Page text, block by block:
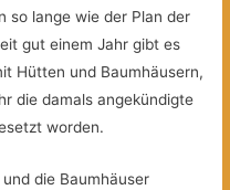
so lange wie der Plan der
gut einem Jahr gibt es
Hütten und Baumhäusern,
die damals angekündigte
worden.
die Baumhäuser